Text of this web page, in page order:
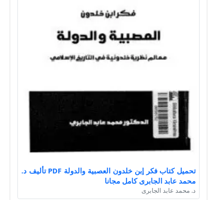
تحميل كتاب فكر إبن خلدون العصبية والدولة PDF تأليف د.
محمد عابد الجابرى كامل مجانا
د. محمد عابد الجابرى